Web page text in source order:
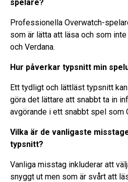
spelare?
Professionella Overwatch-
som är lätta att läsa och som
och Verdana.
Hur påverkar typsnitt min
Ett tydligt och lättläst typsnitt
göra det lättare att snabbt ta in
avgörande i ett snabbt spel som
Vilka är de vanligaste
typsnitt?
Vanliga misstag inkluderar att
snyggt ut men som är svårt att